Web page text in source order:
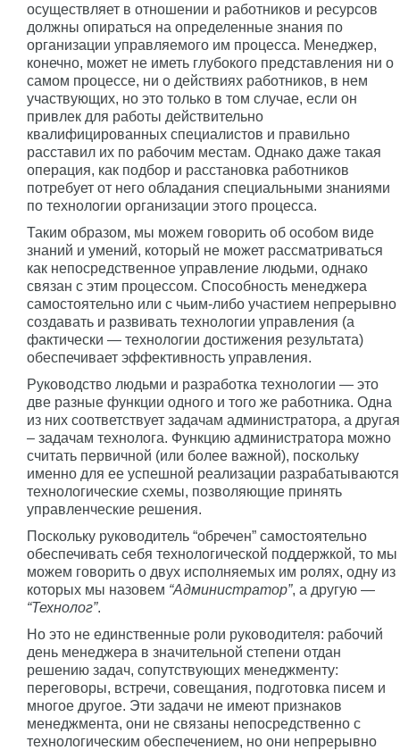
осуществляет в отношении и работников и ресурсов
должны опираться на определенные знания по
организации управляемого им процесса. Менеджер,
конечно, может не иметь глубокого представления ни о
самом процессе, ни о действиях работников, в нем
участвующих, но это только в том случае, если он
привлек для работы действительно
квалифицированных специалистов и правильно
расставил их по рабочим местам. Однако даже такая
операция, как подбор и расстановка работников
потребует от него обладания специальными знаниями
по технологии организации этого процесса.
Таким образом, мы можем говорить об особом виде
знаний и умений, который не может рассматриваться
как непосредственное управление людьми, однако
связан с этим процессом. Способность менеджера
самостоятельно или с чьим-либо участием непрерывно
создавать и развивать технологии управления (а
фактически — технологии достижения результата)
обеспечивает эффективность управления.
Руководство людьми и разработка технологии — это
две разные функции одного и того же работника. Одна
из них соответствует задачам администратора, а другая
– задачам технолога. Функцию администратора можно
считать первичной (или более важной), поскольку
именно для ее успешной реализации разрабатываются
технологические схемы, позволяющие принять
управленческие решения.
Поскольку руководитель “обречен” самостоятельно
обеспечивать себя технологической поддержкой, то мы
можем говорить о двух исполняемых им ролях, одну из
которых мы назовем “Администратор”, а другую —
“Технолог”.
Но это не единственные роли руководителя: рабочий
день менеджера в значительной степени отдан
решению задач, сопутствующих менеджменту:
переговоры, встречи, совещания, подготовка писем и
многое другое. Эти задачи не имеют признаков
менеджмента, они не связаны непосредственно с
технологическим обеспечением, но они непрерывно